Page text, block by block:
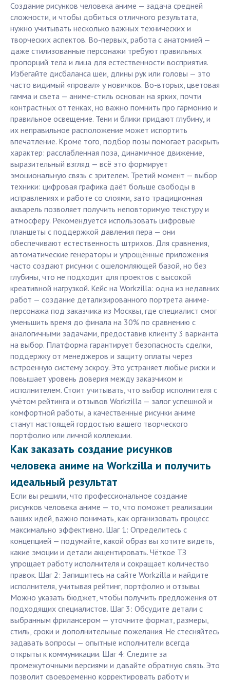
Создание рисунков человека аниме — задача средней
сложности, и чтобы добиться отличного результата,
нужно учитывать несколько важных технических и
творческих аспектов. Во-первых, работа с анатомией —
даже стилизованные персонажи требуют правильных
пропорций тела и лица для естественности восприятия.
Избегайте дисбаланса шеи, длины рук или головы — это
часто видимый «провал» у новичков. Во-вторых, цветовая
гамма и света — аниме-стиль основан на ярких, почти
контрастных оттенках, но важно помнить про гармонию и
правильное освещение. Тени и блики придают глубину, и
их неправильное расположение может испортить
впечатление. Кроме того, подбор позы помогает раскрыть
характер: расслабленная поза, динамичное движение,
выразительный взгляд — всё это формирует
эмоциональную связь с зрителем. Третий момент — выбор
техники: цифровая графика даёт больше свободы в
исправлениях и работе со слоями, зато традиционная
акварель позволяет получить неповторимую текстуру и
атмосферу. Рекомендуется использовать цифровые
планшеты с поддержкой давления пера — они
обеспечивают естественность штрихов. Для сравнения,
автоматические генераторы и упрощённые приложения
часто создают рисунки с ошеломляющей базой, но без
глубины, что не подходит для проектов с высокой
креативной нагрузкой. Кейс на Workzilla: одна из недавних
работ — создание детализированного портрета аниме-
персонажа под заказчика из Москвы, где специалист смог
уменьшить время до финала на 30% по сравнению с
аналогичными задачами, предоставив клиенту 3 варианта
на выбор. Платформа гарантирует безопасность сделки,
поддержку от менеджеров и защиту оплаты через
встроенную систему эскроу. Это устраняет любые риски и
повышает уровень доверия между заказчиком и
исполнителем. Стоит учитывать, что выбор исполнителя с
учётом рейтинга и отзывов Workzilla — залог успешной и
комфортной работы, а качественные рисунки аниме
станут настоящей гордостью вашего творческого
портфолио или личной коллекции.
Как заказать создание рисунков
человека аниме на Workzilla и получить
идеальный результат
Если вы решили, что профессиональное создание
рисунков человека аниме — то, что поможет реализации
ваших идей, важно понимать, как организовать процесс
максимально эффективно. Шаг 1: Определитесь с
концепцией — подумайте, какой образ вы хотите видеть,
какие эмоции и детали акцентировать. Чёткое ТЗ
упрощает работу исполнителя и сокращает количество
правок. Шаг 2: Запишитесь на сайте Workzilla и найдите
исполнителя, учитывая рейтинг, портфолио и отзывы.
Можно указать бюджет, чтобы получить предложения от
подходящих специалистов. Шаг 3: Обсудите детали с
выбранным фрилансером — уточните формат, размеры,
стиль, сроки и дополнительные пожелания. Не стесняйтесь
задавать вопросы — опытные исполнители всегда
открыты к коммуникации. Шаг 4: Следите за
промежуточными версиями и давайте обратную связь. Это
позволит своевременно корректировать работу и